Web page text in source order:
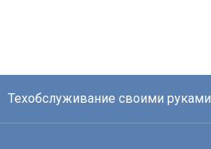
Техобслуживание своими руками